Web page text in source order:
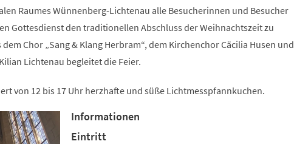
Raumes Wünnenberg-Lichtenau alle Besucherinnen und Besucher
Gottesdienst den traditionellen Abschluss der Weihnachtszeit zu
Chor „Sang & Klang Herbram“, dem Kirchenchor Cäcilia Husen und
Lichtenau begleitet die Feier.
von 12 bis 17 Uhr herzhafte und süße Lichtmesspfannkuchen.
Informationen
Eintritt